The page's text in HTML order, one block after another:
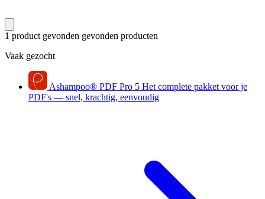
1 product gevonden gevonden producten
Vaak gezocht
Ashampoo® PDF Pro 5 Het complete pakket voor je
PDF's — snel, krachtig, eenvoudig